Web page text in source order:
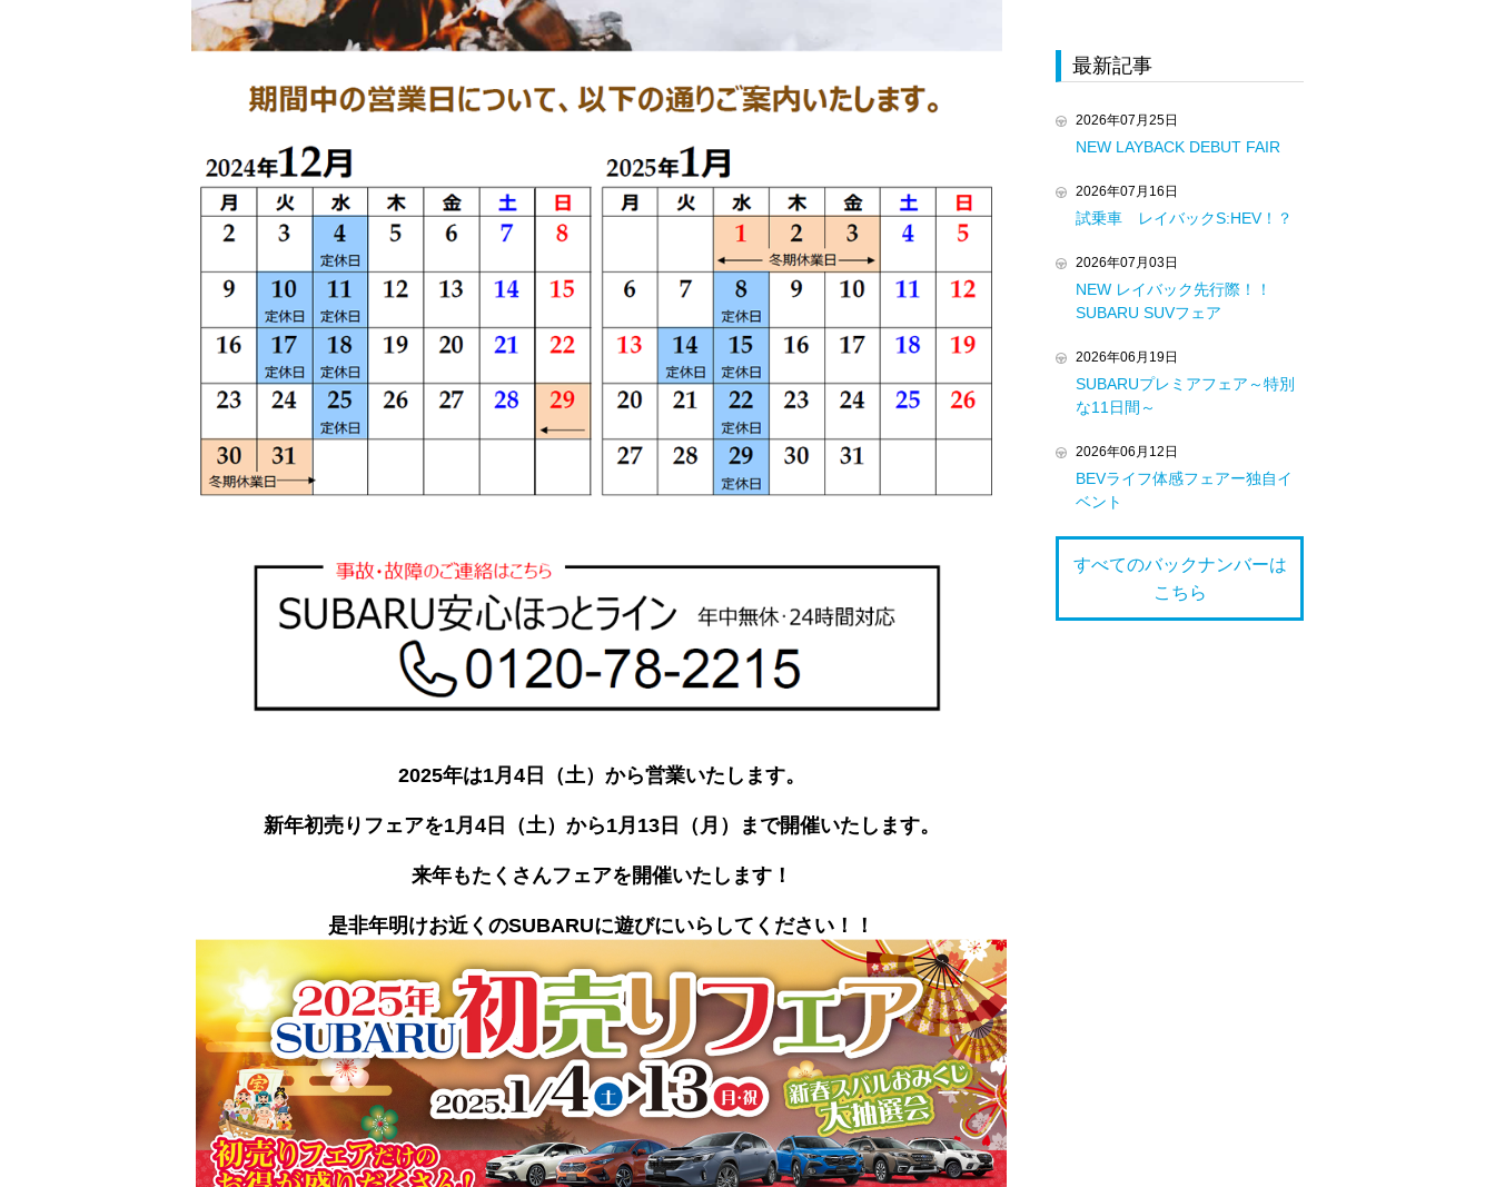
2025年は1月4日（土）から営業いたします。
新年初売りフェアを1月4日（土）から1月13日（月）まで開催いたします。
来年もたくさんフェアを開催いたします！
是非年明けお近くのSUBARUに遊びにいらしてください！！
最新記事
2026年07月25日
NEW LAYBACK DEBUT FAIR
2026年07月16日
試乗車 レイバックS:HEV！？
2026年07月03日
NEW レイバック先行際！！
SUBARU SUVフェア
2026年06月19日
SUBARUプレミアフェア～特別
な11日間～
2026年06月12日
BEVライフ体感フェアー独自イ
ベント
すべてのバックナンバーは
こちら